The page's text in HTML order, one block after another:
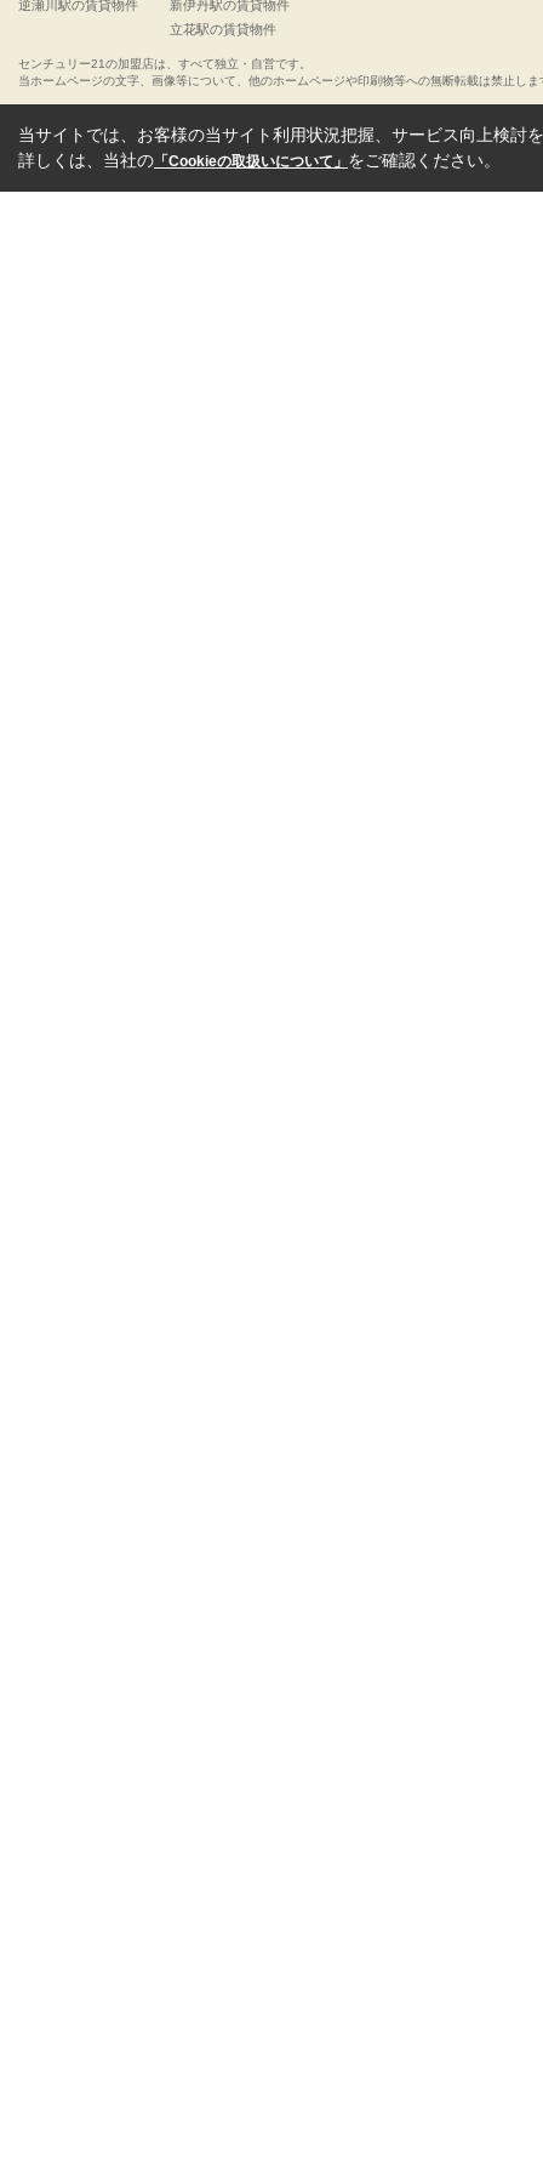
逆瀬川駅の賃貸物件
新伊丹駅の賃貸物件
立花駅の賃貸物件
センチュリー21の加盟店は、すべて独立・自営です。
当ホームページの文字、画像等について、他のホームページや印刷物等への無断転載は禁止しま
当サイトでは、お客様の当サイト利用状況把握、サービス向上検討
詳しくは、当社の 「Cookieの取扱いについて」 をご確認ください。